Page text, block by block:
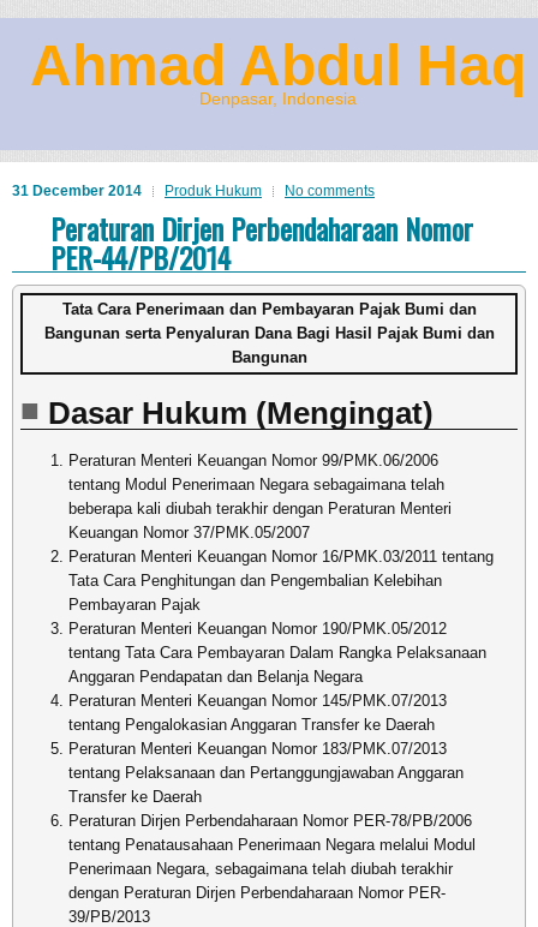
Ahmad Abdul Haq
Denpasar, Indonesia
31 December 2014 Produk Hukum No comments
Peraturan Dirjen Perbendaharaan Nomor
PER-44/PB/2014
Tata Cara Penerimaan dan Pembayaran Pajak Bumi dan
Bangunan serta Penyaluran Dana Bagi Hasil Pajak Bumi dan
Bangunan
Dasar Hukum (Mengingat)
Peraturan Menteri Keuangan Nomor 99/PMK.06/2006
tentang Modul Penerimaan Negara sebagaimana telah
beberapa kali diubah terakhir dengan Peraturan Menteri
Keuangan Nomor 37/PMK.05/2007
Peraturan Menteri Keuangan Nomor 16/PMK.03/2011 tentang
Tata Cara Penghitungan dan Pengembalian Kelebihan
Pembayaran Pajak
Peraturan Menteri Keuangan Nomor 190/PMK.05/2012
tentang Tata Cara Pembayaran Dalam Rangka Pelaksanaan
Anggaran Pendapatan dan Belanja Negara
Peraturan Menteri Keuangan Nomor 145/PMK.07/2013
tentang Pengalokasian Anggaran Transfer ke Daerah
Peraturan Menteri Keuangan Nomor 183/PMK.07/2013
tentang Pelaksanaan dan Pertanggungjawaban Anggaran
Transfer ke Daerah
Peraturan Dirjen Perbendaharaan Nomor PER-78/PB/2006
tentang Penatausahaan Penerimaan Negara melalui Modul
Penerimaan Negara, sebagaimana telah diubah terakhir
dengan Peraturan Dirjen Perbendaharaan Nomor PER-
39/PB/2013